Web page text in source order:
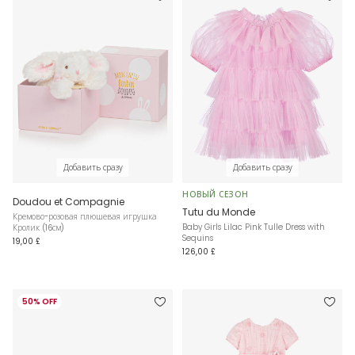
Добавить сразу
Doudou et Compagnie
Кремово-розовая плюшевая игрушка
Кролик (16см)
19,00 £
Добавить сразу
НОВЫЙ СЕЗОН
Tutu du Monde
Baby Girls Lilac Pink Tulle Dress with
Sequins
126,00 £
50% OFF